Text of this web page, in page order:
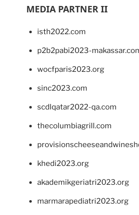
MEDIA PARTNER II
isth2022.com
p2b2pabi2023-
wocfparis2023.org
sinc2023.com
scdlqatar2022-qa.com
thecolumbiagrill.com
khedi2023.org
akademikgeriatri2023.org
marmarapediatri2023.org